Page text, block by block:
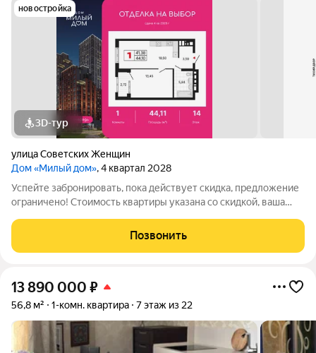
новостройка
3D-тур
улица Советских Женщин
Дом «Милый дом», 4 квартал 2028
Успейте забронировать, пока действует скидка, предложение
ограничено! Стоимость квартиры указана со скидкой, ваша
мы вам все подробно расскажем. 1-комн. квартира с
предчистовой отделкой в ЖК
Позвонить
13 890 000 ₽
56,8 м² 1-комн. квартира 7 этаж из 22